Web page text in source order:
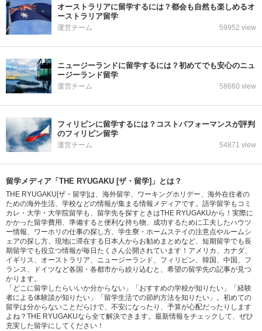
オーストラリアに留学するには？都会も自然も楽しめるオ
ーストラリア留学
運営チーム 59952 view
ニュージーランドに留学するには？初めてでも安心のニュ
ージーランド留学
運営チーム 58660 view
フィリピンに留学するには？コストパフォーマンスが評判
のフィリピン留学
運営チーム 54871 view
留学メディア「THE RYUGAKU [ザ・留学]」とは？
THE RYUGAKU[ザ・留学]は、海外留学、ワーキングホリデー、海外在住者の
ための海外生活、学校などの情報が集まる情報メディアです。語学留学もコミ
カレ・大学・大学院留学も、留学先を探すときはTHE RYUGAKUから！実際に
かかった留学費用、準備すると便利な持ち物、成功するために工夫したハウツ
ー情報、ワーホリの仕事の探し方、学生寮・ホームステイの注意点やルームシ
ェアの探し方、現地に滞在する日本人からお勧めまとめなど、短期留学でも長
期留学でも役立つ情報が毎日たくさん公開されています！アメリカ、カナダ、
イギリス、オーストラリア、ニュージーランド、フィリピン、韓国、中国、フ
ランス、ドイツなど各国・各都市から絞り込むと、希望の留学先の記事が見つ
かります。
「どこに留学したらいいか分からない」「おすすめの学校が知りたい」「経験
者による体験談が知りたい」「留学生活での節約方法を知りたい」。初めての
留学は分からないことだらけで、不安になったり、予算が心配だったりします
よね？THE RYUGAKUなら全て解決できます。最新情報をチェックして、ぜひ
充実した留学にしてください！